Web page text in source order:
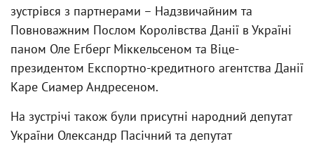
зустрівся з партнерами – Надзвичайним та
Повноважним Послом Королівства Данії в Україні
паном Оле Егберг Міккельсеном та Віце-
президентом Експортно-кредитного агентства Данії
Каре Сиамер Андресеном.
На зустрічі також були присутні народний депутат
України Олександр Пасічний та депутат